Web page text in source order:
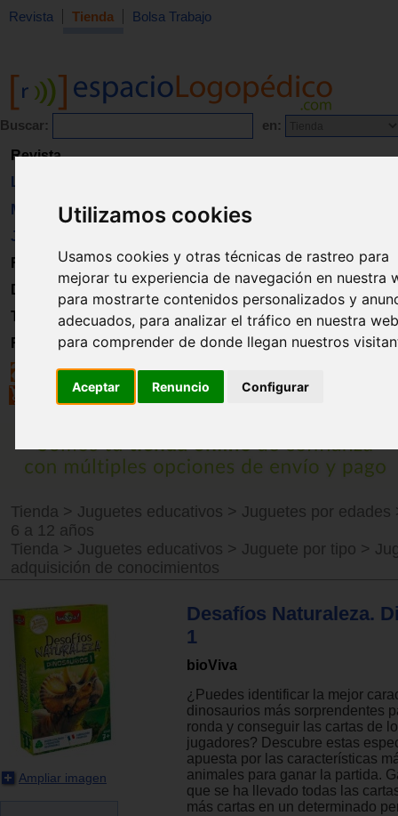
Utilizamos cookies
Usamos cookies y otras técnicas de rastreo para
mejorar tu experiencia de navegación en nuestra
para mostrarte contenidos personalizados y
adecuados, para analizar el tráfico en nuestra
para comprender de donde llegan nuestros
Aceptar Renuncio Configurar
Revista Tienda Bolsa Trabajo
Buscar: en:
Revista
Libros
Material
Juguetes
Formación
Directorio
Trabajo
Registro
Tienda > Juguetes educativos > Juguetes por edades
6 a 12 años
Tienda > Juguetes educativos > Juguete por tipo >
adquisición de conocimientos
Ampliar imagen
Desafíos Naturaleza.
1
bioViva
¿Puedes identificar la mejor
dinosaurios más sorprendentes
ronda y conseguir las cartas de
jugadores? Descubre estas
apuesta por las características
animales para ganar la partida.
que se ha llevado todas las
más cartas en un determinado